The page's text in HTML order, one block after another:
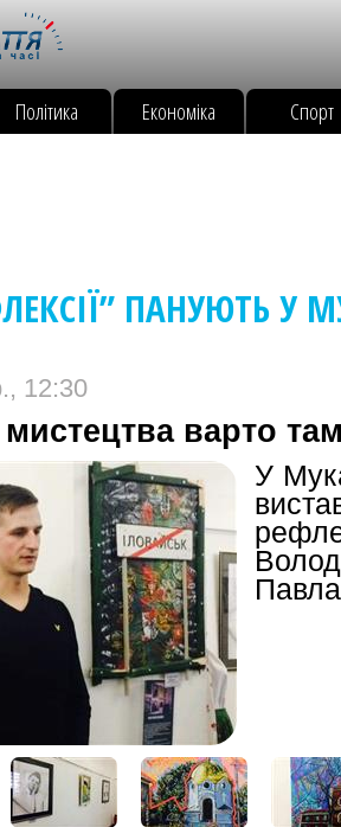
Політика Економіка Спорт
ПАНУЮТЬ У
12:30
варто
У